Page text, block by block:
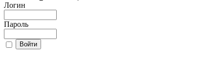
Логин
Пароль